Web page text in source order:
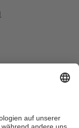
Südtirol nicht nur